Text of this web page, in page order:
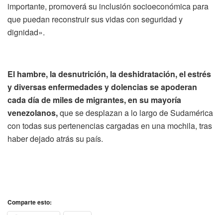
importante, promoverá su inclusión socioeconómica para
que puedan reconstruir sus vidas con seguridad y
dignidad».
El hambre, la desnutrición, la deshidratación, el estrés
y diversas enfermedades y dolencias se apoderan
cada día de miles de migrantes, en su mayoría
venezolanos,que se desplazan a lo largo de Sudamérica
con todas sus pertenencias cargadas en una mochila, tras
haber dejado atrás su país.
Comparte esto: